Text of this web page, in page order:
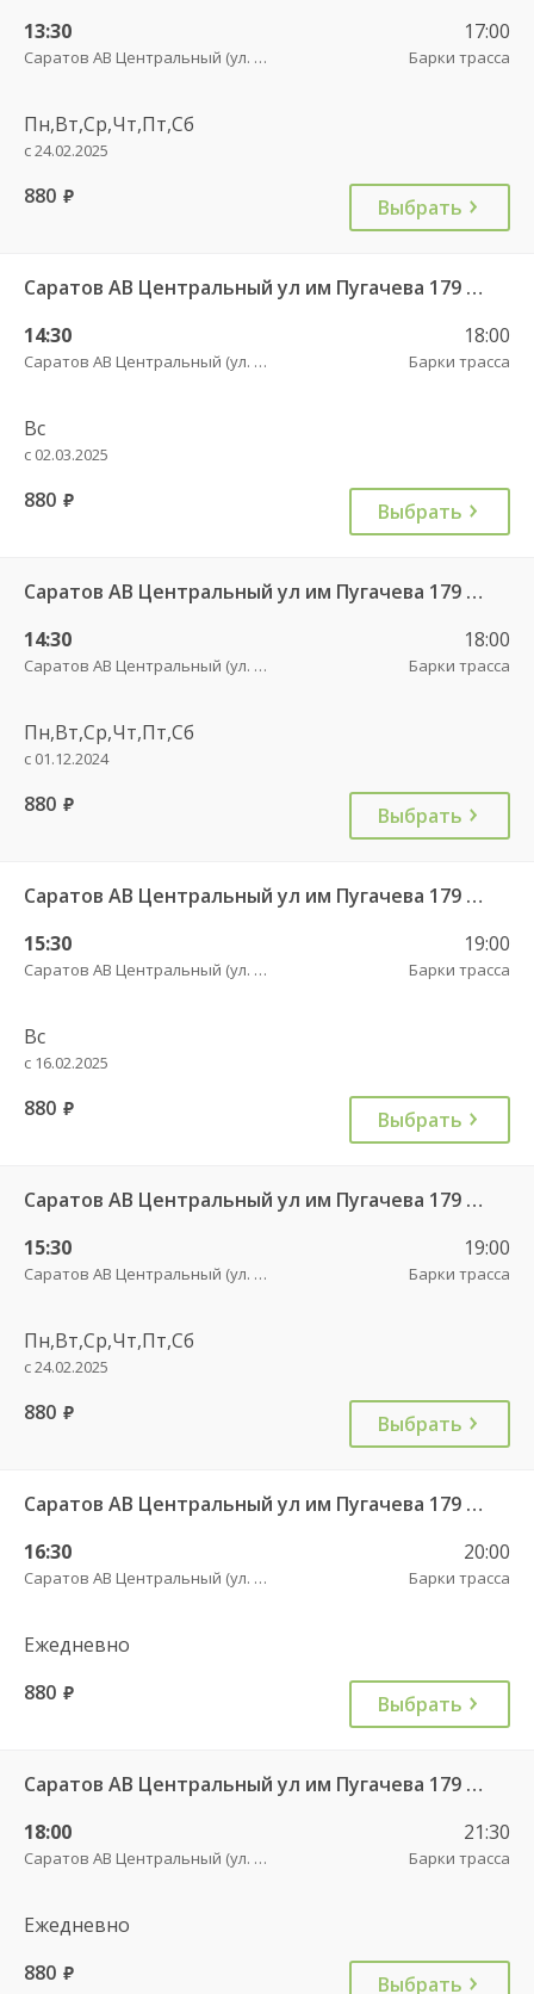
13:30
Саратов АВ Центральный (ул. им. Пугачева, 179 А)
17:00
Барки трасса
Пн,Вт,Ср,Чт,Пт,Сб
с 24.02.2025
880 руб. Выбрать
Саратов АВ Центральный ул им Пугачева 179 А — Балашов (Привокзальная площадь 7) 603-1
14:30
Саратов АВ Центральный (ул. им. Пугачева, 179 А)
18:00
Барки трасса
Вс
с 02.03.2025
880 руб. Выбрать
Саратов АВ Центральный ул им Пугачева 179 А — Балашов (Привокзальная площадь 7) 603-1
14:30
Саратов АВ Центральный (ул. им. Пугачева, 179 А)
18:00
Барки трасса
Пн,Вт,Ср,Чт,Пт,Сб
с 01.12.2024
880 руб. Выбрать
Саратов АВ Центральный ул им Пугачева 179 А — Романовка рп (ул Советская 116)
15:30
Саратов АВ Центральный (ул. им. Пугачева, 179 А)
19:00
Барки трасса
Вс
с 16.02.2025
880 руб. Выбрать
Саратов АВ Центральный ул им Пугачева 179 А — Балашов (Привокзальная площадь 7) 603-1
15:30
Саратов АВ Центральный (ул. им. Пугачева, 179 А)
19:00
Барки трасса
Пн,Вт,Ср,Чт,Пт,Сб
с 24.02.2025
880 руб. Выбрать
Саратов АВ Центральный ул им Пугачева 179 А — Балашов (Привокзальная площадь 7) 603-1
16:30
Саратов АВ Центральный (ул. им. Пугачева, 179 А)
20:00
Барки трасса
Ежедневно
880 руб. Выбрать
Саратов АВ Центральный ул им Пугачева 179 А — Балашов (Привокзальная площадь 7) 603-1
18:00
Саратов АВ Центральный (ул. им. Пугачева, 179 А)
21:30
Барки трасса
Ежедневно
880 руб. Выбрать